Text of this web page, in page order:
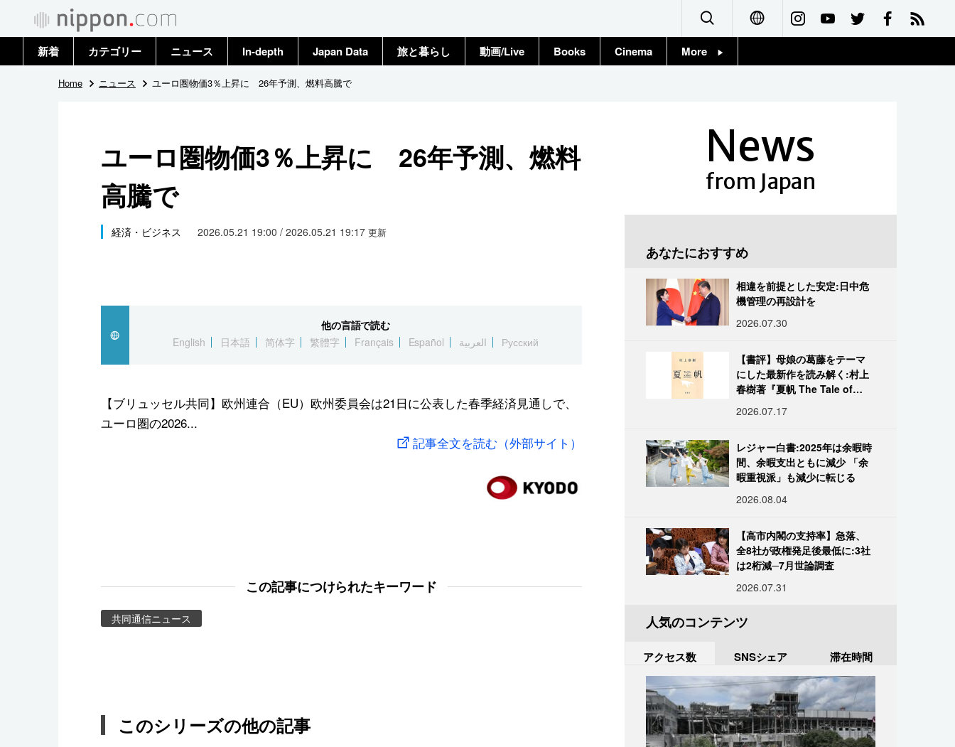
Français
新着 カテゴリー
政治・外交
国際
社会
文化
スポーツ・東京2020
ニュース
トップ
In-depth Japan Data 旅と暮らし 動画/Live Books Cinema More
Home ニュース ユーロ圏物価3％上昇に 26年予測、燃料高騰で
ユーロ圏物価3％上昇に 26年予測、燃料
高騰で
経済・ビジネス 2026.05.21 19:00 / 2026.05.21 19:17 更新
他の言語で読む
English
日本語 简体字 繁體字 Français Español العربية Русский
【ブリュッセル共同】欧州連合（EU）欧州委員会は21日に公表した春季経済見通しで、
ユーロ圏の2026...
記事全文を読む（外部サイト）
この記事につけられたキーワード
共同通信ニュース
このシリーズの他の記事
News
from Japan
あなたにおすすめ
相違を前提とした安定:日中危
機管理の再設計を
2026.07.30
【書評】母娘の葛藤をテーマ
にした最新作を読み解く:村上
春樹著『夏帆 The Tale of
2026.07.17
レジャー白書:2025年は余暇時
間、余暇支出ともに減少 「余
暇重視派」も減少に転じる
2026.08.04
【高市内閣の支持率】急落、
全8社が政権発足後最低に:3社
は2桁減─7月世論調査
2026.07.31
人気のコンテンツ
アクセス数 SNSシェア 滞在時間